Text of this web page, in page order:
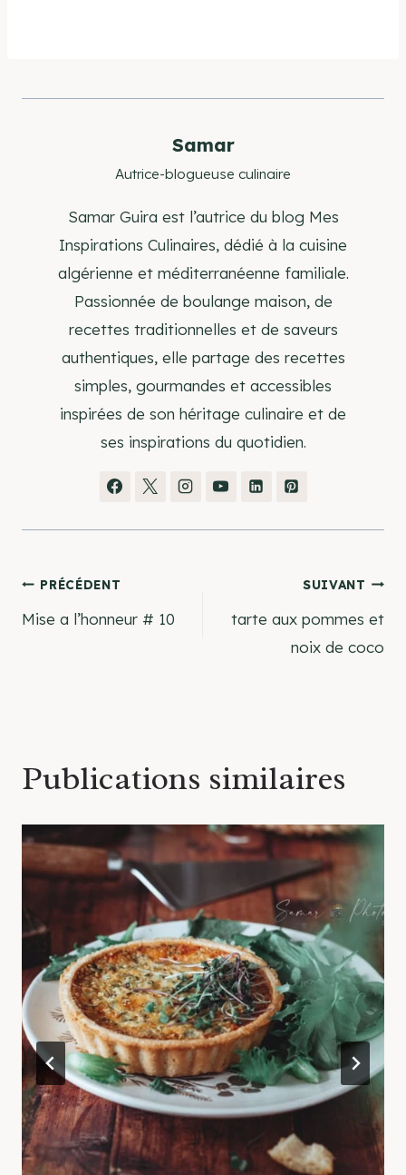
Samar
Autrice-blogueuse culinaire
Samar Guira est l’autrice du blog Mes
Inspirations Culinaires, dédié à la cuisine
algérienne et méditerranéenne familiale.
Passionnée de boulange maison, de
recettes traditionnelles et de saveurs
authentiques, elle partage des recettes
simples, gourmandes et accessibles
inspirées de son héritage culinaire et de
ses inspirations du quotidien.
Navigation
PRÉCÉDENT
Mise a l’honneur # 10
SUIVANT
tarte aux pommes et
noix de coco
Publications similaires